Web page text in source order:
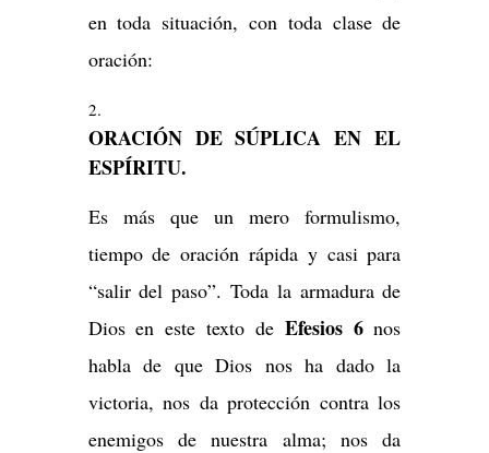
en toda situación, con toda clase de
oración:
ORACIÓN DE SÚPLICA EN EL
ESPÍRITU.
Es más que un mero formulismo,
tiempo de oración rápida y casi para
“salir del paso”. Toda la armadura de
Dios en este texto de Efesios 6nos
habla de que Dios nos ha dado la
victoria, nos da protección contra los
enemigos de nuestra alma; nos da